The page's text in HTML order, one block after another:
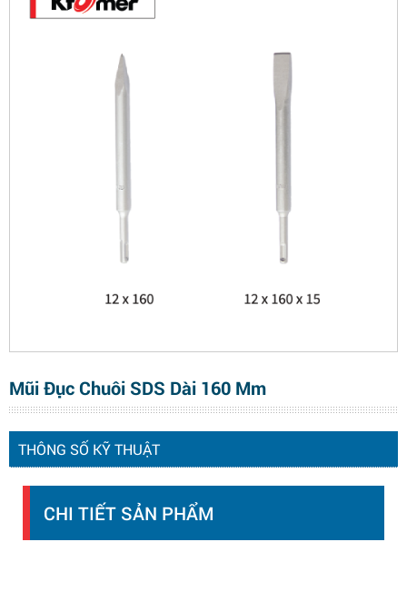
Mũi Đục Chuôi SDS Dài 160 Mm
THÔNG SỐ KỸ THUẬT
CHI TIẾT SẢN PHẨM